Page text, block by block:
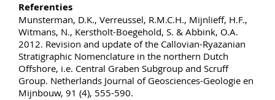
Referenties
Munsterman, D.K., Verreussel, R.M.C.H., Mijnlieff, H.F.,
Witmans, N., Kerstholt-Boegehold, S. & Abbink, O.A.
2012. Revision and update of the Callovian-Ryazanian
Stratigraphic Nomenclature in the northern Dutch
Offshore, i.e. Central Graben Subgroup and Scruff
Group. Netherlands Journal of Geosciences-Geologie en
Mijnbouw, 91 (4), 555-590.